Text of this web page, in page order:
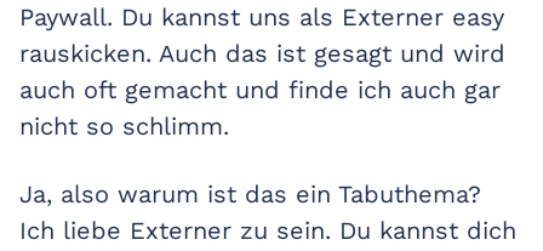
Paywall. Du kannst uns als Externer easy
rauskicken. Auch das ist gesagt und wird
auch oft gemacht und finde ich auch gar
nicht so schlimm.
Ja, also warum ist das ein Tabuthema?
Ich liebe Externer zu sein. Du kannst dich